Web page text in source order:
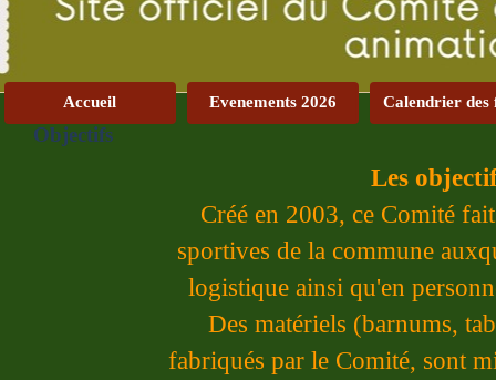
Accueil Evenements 2026 Calendrier des
Objectifs
Les
Créé en 2003, ce Comité
sportives de la commune
logistique ainsi qu'en
Des matériels (barnums,
fabriqués par le Comité, sont